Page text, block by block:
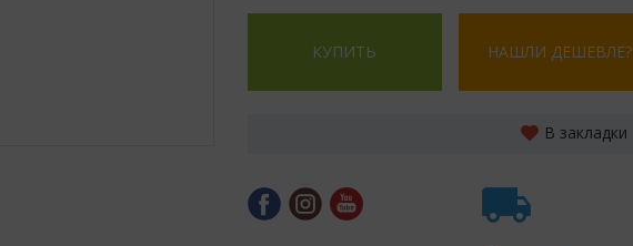
КУПИТЬ НАШЛИ ДЕШЕВЛЕ?
В закладки